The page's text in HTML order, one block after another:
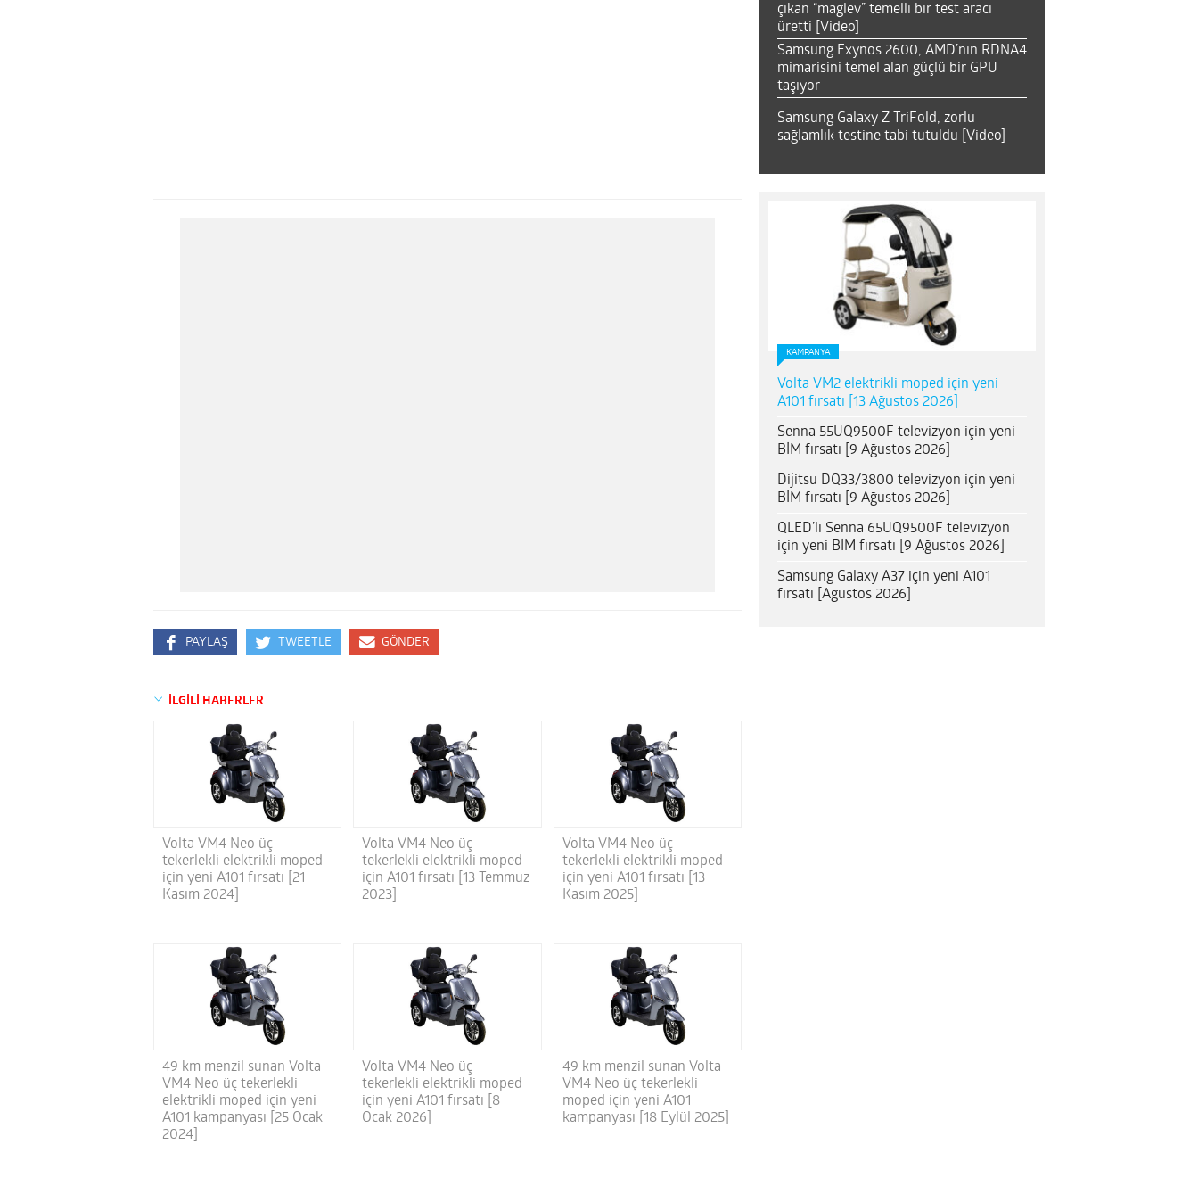
PAYLAŞ TWEETLE GÖNDER
İLGİLİ HABERLER
Volta VM4 Neo üç
tekerlekli elektrikli moped
için yeni A101 fırsatı [21
Kasım 2024]
Volta VM4 Neo üç
tekerlekli elektrikli moped
için A101 fırsatı [13 Temmuz
2023]
Volta VM4 Neo üç
tekerlekli elektrikli moped
için yeni A101 fırsatı [13
Kasım 2025]
49 km menzil sunan Volta
VM4 Neo üç tekerlekli
elektrikli moped için yeni
A101 kampanyası [25 Ocak
2024]
Volta VM4 Neo üç
tekerlekli elektrikli moped
için yeni A101 fırsatı [8
Ocak 2026]
49 km menzil sunan Volta
VM4 Neo üç tekerlekli
moped için yeni A101
kampanyası [18 Eylül 2025]
çıkan “maglev” temelli bir test aracı
üretti [Video]
Samsung Exynos 2600, AMD’nin RDNA4
mimarisini temel alan güçlü bir GPU
taşıyor
Samsung Galaxy Z TriFold, zorlu
sağlamlık testine tabi tutuldu [Video]
KAMPANYA
Volta VM2 elektrikli moped için yeni
A101 fırsatı [13 Ağustos 2026]
Senna 55UQ9500F televizyon için yeni
BİM fırsatı [9 Ağustos 2026]
Dijitsu DQ33/3800 televizyon için yeni
BİM fırsatı [9 Ağustos 2026]
QLED’li Senna 65UQ9500F televizyon
için yeni BİM fırsatı [9 Ağustos 2026]
Samsung Galaxy A37 için yeni A101
fırsatı [Ağustos 2026]